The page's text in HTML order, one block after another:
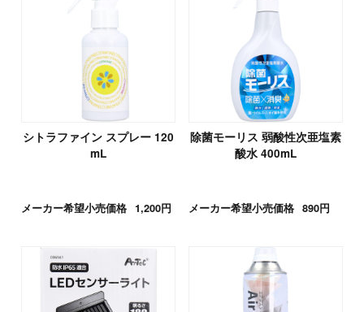
シトラファイン スプレー 120
mL
メーカー希望小売価格 1,200円
除菌モーリス 弱酸性次亜塩素
酸水 400mL
メーカー希望小売価格 890円